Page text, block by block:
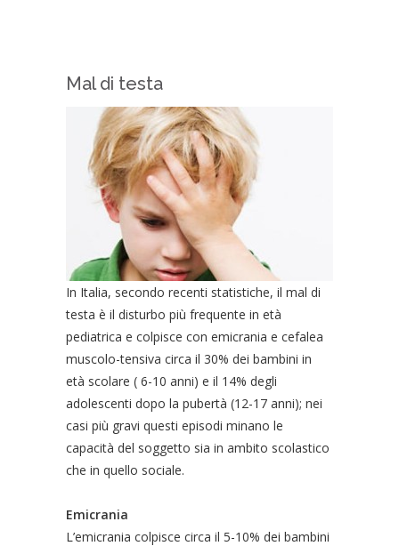
Mal di testa
In Italia, secondo recenti statistiche, il mal di
testa è il disturbo più frequente in età
pediatrica e colpisce con emicrania e cefalea
muscolo-tensiva circa il 30% dei bambini in
età scolare ( 6-10 anni) e il 14% degli
adolescenti dopo la pubertà (12-17 anni); nei
casi più gravi questi episodi minano le
capacità del soggetto sia in ambito scolastico
che in quello sociale.
Emicrania
L’emicrania colpisce circa il 5-10% dei bambini